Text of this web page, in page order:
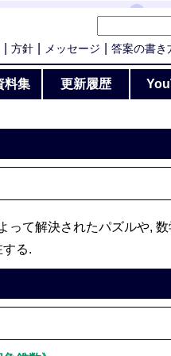
方針 メッセージ 答案の書き
料集 更新履歴
って解決されたパズルや,
る.